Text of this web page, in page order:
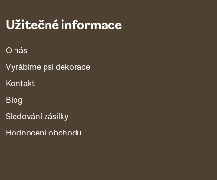
Užitečné informace
O nás
Vyrábíme psí dekorace
Kontakt
Blog
Sledování zásilky
Hodnocení obchodu